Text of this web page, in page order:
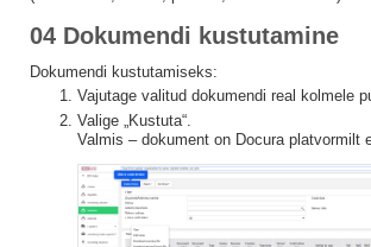
04 Dokumendi kustutamine
Dokumendi kustutamiseks:
Vajutage valitud dokumendi real kolmele
Valige „Kustuta“.
Valmis – dokument on Docura platvormilt